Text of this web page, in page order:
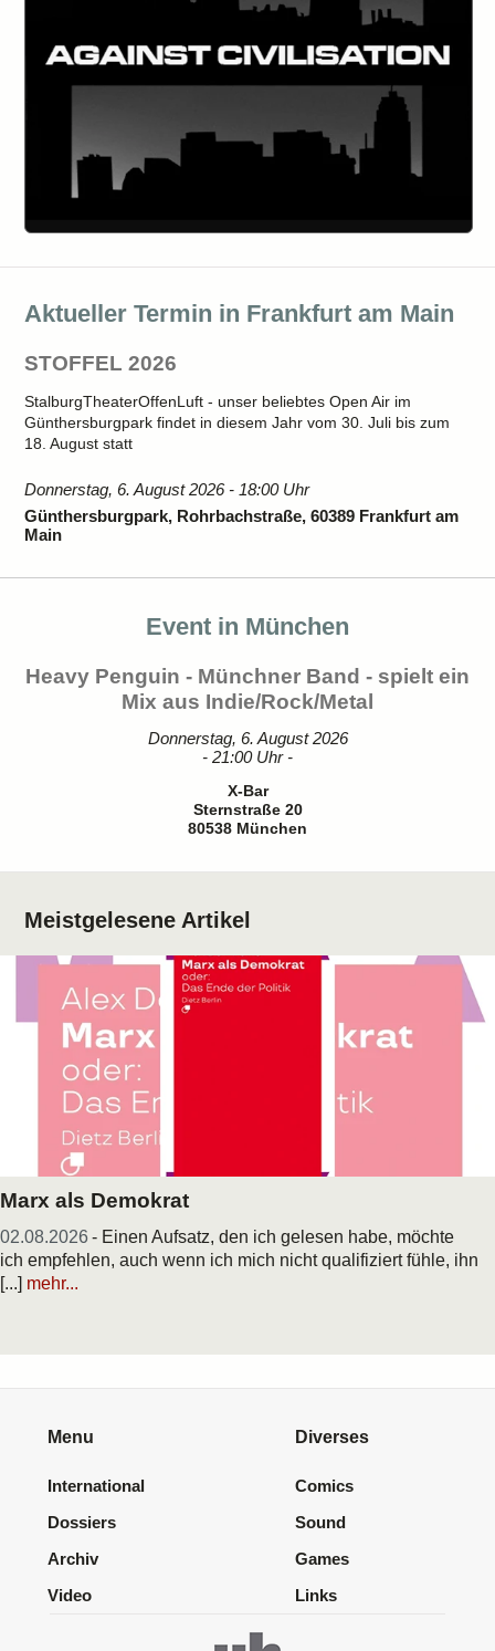
Aktueller Termin in Frankfurt am Main
STOFFEL 2026
StalburgTheaterOffenLuft - unser beliebtes Open Air im
Günthersburgpark findet in diesem Jahr vom 30. Juli bis zum
18. August statt
Donnerstag, 6. August 2026 - 18:00 Uhr
Günthersburgpark, Rohrbachstraße, 60389 Frankfurt am
Main
Event in München
Heavy Penguin - Münchner Band - spielt ein
Mix aus Indie/Rock/Metal
Donnerstag, 6. August 2026
- 21:00 Uhr -
X-Bar
Sternstraße 20
80538 München
Meistgelesene Artikel
Marx als Demokrat
02.08.2026 - Einen Aufsatz, den ich gelesen habe, möchte
ich empfehlen, auch wenn ich mich nicht qualifiziert fühle, ihn
[...] mehr...
Menu
International
Dossiers
Archiv
Video
Diverses
Comics
Sound
Games
Links